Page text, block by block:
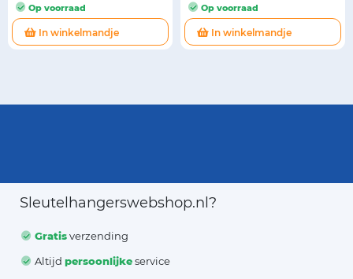
Op voorraad
In winkelmandje
Op voorraad
In winkelmandje
Sleutelhangerswebshop.nl?
Gratisverzending
Altijdpersoonlijkeservice